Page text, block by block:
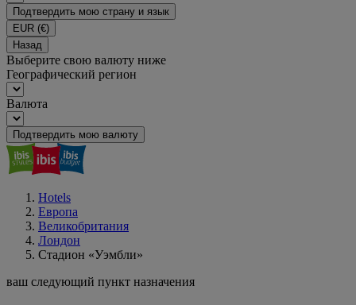
Подтвердить мою страну и язык
EUR (€)
Назад
Выберите свою валюту ниже
Географический регион
Валюта
Подтвердить мою валюту
Hotels
Европа
Великобритания
Лондон
Стадион «Уэмбли»
ваш следующий пункт назначения